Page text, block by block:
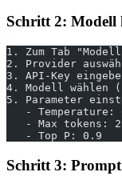
Schritt 2: Modell
1. Zum Tab
2. Provider
3. API-Key
4. Modell wählen
5. Parameter
- Temperature:
- Max tokens:
   - Top P: 0.9
Schritt 3: Prompt